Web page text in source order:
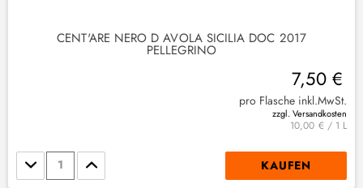
CENT'ARE NERO D AVOLA SICILIA DOC 2017
PELLEGRINO
7,50 €
pro Flasche inkl.MwSt.
zzgl. Versandkosten
10,00 € / 1 L
Stückzahl KAUFEN